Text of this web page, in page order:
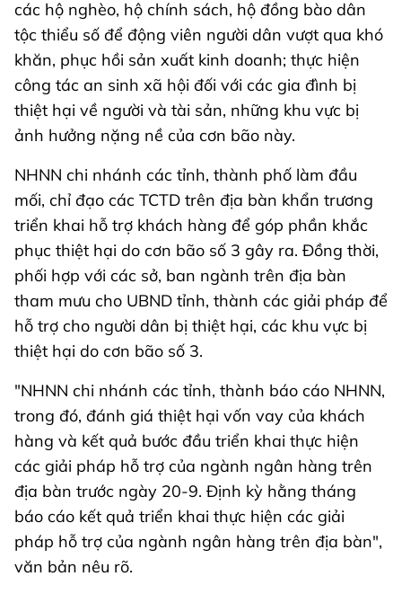
các hộ nghèo, hộ chính sách, hộ đồng bào dân
tộc thiểu số để động viên người dân vượt qua khó
khăn, phục hồi sản xuất kinh doanh; thực hiện
công tác an sinh xã hội đối với các gia đình bị
thiệt hại về người và tài sản, những khu vực bị
ảnh hưởng nặng nề của cơn bão này.
NHNN chi nhánh các tỉnh, thành phố làm đầu
mối, chỉ đạo các TCTD trên địa bàn khẩn trương
triển khai hỗ trợ khách hàng để góp phần khắc
phục thiệt hại do cơn bão số 3 gây ra. Đồng thời,
phối hợp với các sở, ban ngành trên địa bàn
tham mưu cho UBND tỉnh, thành các giải pháp để
hỗ trợ cho người dân bị thiệt hại, các khu vực bị
thiệt hại do cơn bão số 3.
"NHNN chi nhánh các tỉnh, thành báo cáo NHNN,
trong đó, đánh giá thiệt hại vốn vay của khách
hàng và kết quả bước đầu triển khai thực hiện
các giải pháp hỗ trợ của ngành ngân hàng trên
địa bàn trước ngày 20-9. Định kỳ hằng tháng
báo cáo kết quả triển khai thực hiện các giải
pháp hỗ trợ của ngành ngân hàng trên địa bàn",
văn bản nêu rõ.